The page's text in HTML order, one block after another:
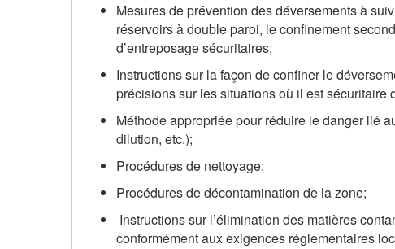
Mesures de prévention des déversements à
réservoirs à double paroi, le confinement
d’entreposage sécuritaires;
Instructions sur la façon de confiner le
précisions sur les situations où il est sécuritaire
Méthode appropriée pour réduire le danger lié
dilution, etc.);
Procédures de nettoyage;
Procédures de décontamination de la zone;
Instructions sur l’élimination des matières
conformément aux exigences réglementaires